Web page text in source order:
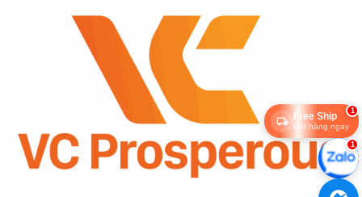
1
Free Ship
Đặt hàng ngay
1